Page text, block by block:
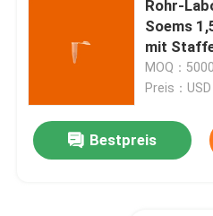
Verdauungsfördernde
Schweinetest-Ausrüstung
Rohr-
Soems
mit
MOQ：
Preis：USD
Bestpreis